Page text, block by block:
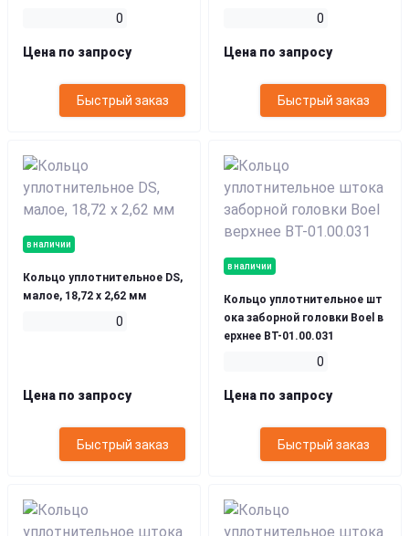
0
Цена по запросу
Быстрый заказ
0
Цена по запросу
Быстрый заказ
в наличии
Кольцо уплотнительное DS,
малое, 18,72 х 2,62 мм
0
Цена по запросу
Быстрый заказ
в наличии
Кольцо уплотнительное шт
ока заборной головки Boel в
ерхнее ВТ-01.00.031
0
Цена по запросу
Быстрый заказ